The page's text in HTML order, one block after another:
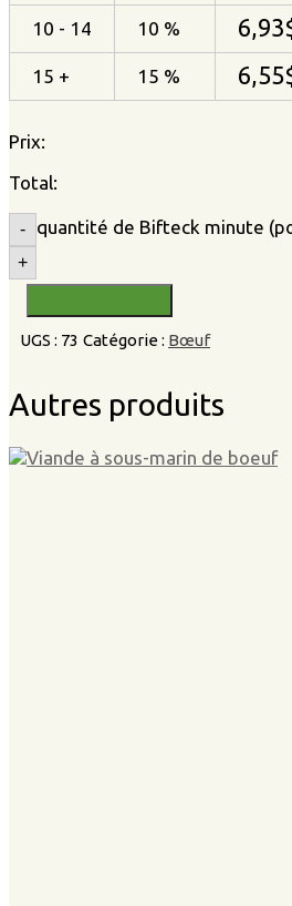
10 - 14 10 % 6,93
15 + 15 % 6,55
Prix:
Total:
- quantité de Bifteck minute
+
UGS : 73 Catégorie : Bœuf
Autres produits